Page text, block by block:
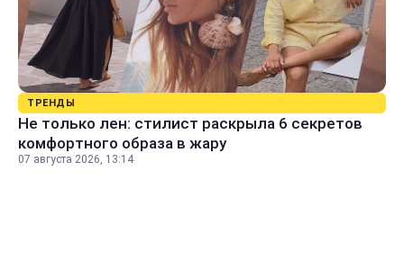
ТРЕНДЫ
Не только лен: стилист раскрыла 6 секретов
комфортного образа в жару
07 августа 2026, 13:14